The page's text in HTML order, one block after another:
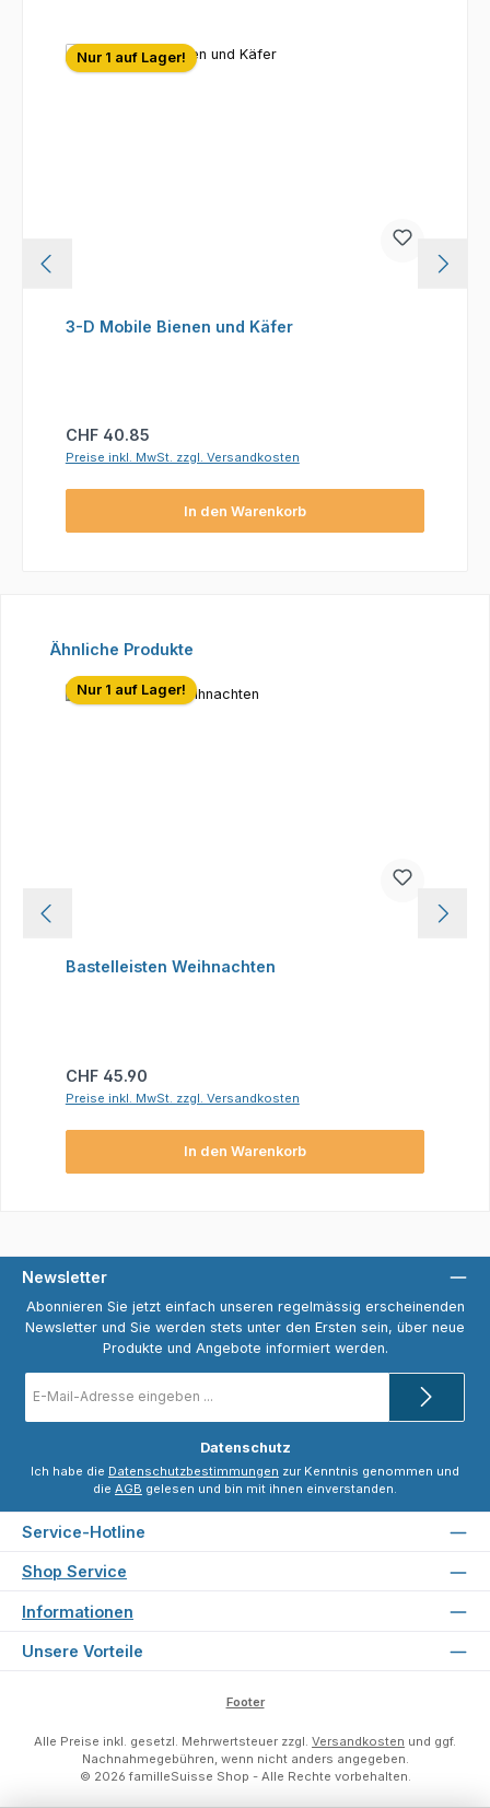
Nur 1 auf Lager!
3-D Mobile Bienen und Käfer
Regulärer Preis:
CHF 40.85
Preise inkl. MwSt. zzgl. Versandkosten
In den Warenkorb
Produktgalerie überspringen
Ähnliche Produkte
Nur 1 auf Lager!
Bastelleisten Weihnachten
Regulärer Preis:
CHF 45.90
Preise inkl. MwSt. zzgl. Versandkosten
In den Warenkorb
Newsletter
Abonnieren Sie jetzt einfach unseren regelmässig erscheinenden
Newsletter und Sie werden stets unter den Ersten sein, über neue
Produkte und Angebote informiert werden.
Mail-
*
Datenschutz
Ich habe die Datenschutzbestimmungen zur Kenntnis genommen und
die AGB gelesen und bin mit ihnen einverstanden.
Service-Hotline
Shop Service
Informationen
Unsere Vorteile
Footer
Alle Preise inkl. gesetzl. Mehrwertsteuer zzgl. Versandkosten und ggf.
Nachnahmegebühren, wenn nicht anders angegeben.
© 2026 familleSuisse Shop - Alle Rechte vorbehalten.